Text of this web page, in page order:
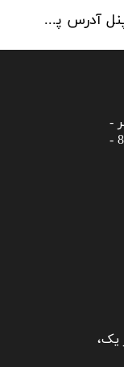
کنترل پنل آدرس پذیر C-TEC سری XFP دو لوپ 32 زون
-
ابتدای خیابان مطهری - کوچه منصور - پلاک 85 -
یک،